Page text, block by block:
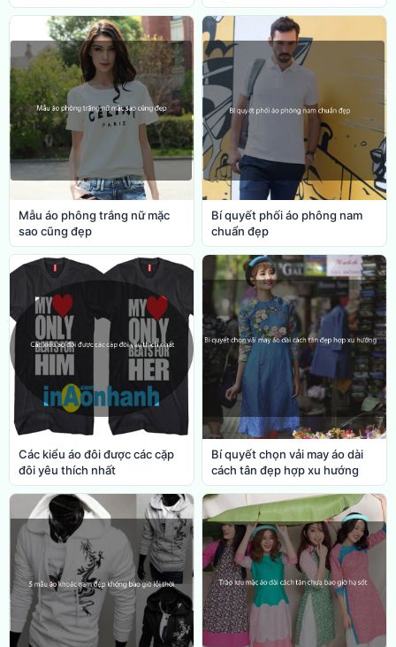
Mẫu áo phông trắng nữ mặc
sao cũng đẹp
Bí quyết phối áo phông nam
chuẩn đẹp
Các kiểu áo đôi được các cặp
đôi yêu thích nhất
Bí quyết chọn vải may áo dài
cách tân đẹp hợp xu hướng